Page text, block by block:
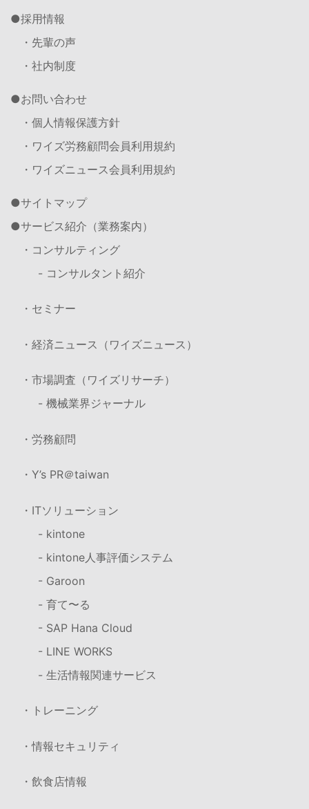
採用情報
・先輩の声
・社内制度
お問い合わせ
・個人情報保護方針
・ワイズ労務顧問会員利用規約
・ワイズニュース会員利用規約
サイトマップ
サービス紹介（業務案内）
・コンサルティング
- コンサルタント紹介
・セミナー
・経済ニュース（ワイズニュース）
・市場調査（ワイズリサーチ）
- 機械業界ジャーナル
・労務顧問
・Y’s PR＠taiwan
・ITソリューション
- kintone
- kintone人事評価システム
- Garoon
- 育て〜る
- SAP Hana Cloud
- LINE WORKS
- 生活情報関連サービス
・トレーニング
・情報セキュリティ
・飲食店情報